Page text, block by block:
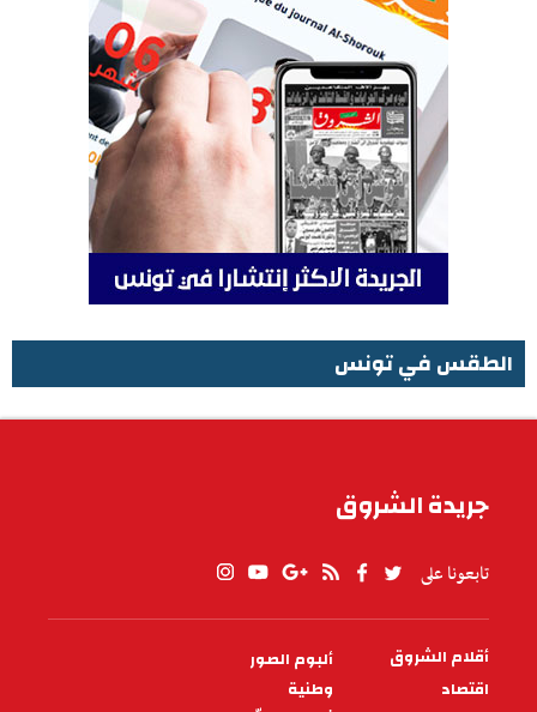
الطقس في تونس
جريدة الشروق
تابعونا على
PIED
DE
أقلام الشروق
ألبوم الصور
اقتصاد
وطنية